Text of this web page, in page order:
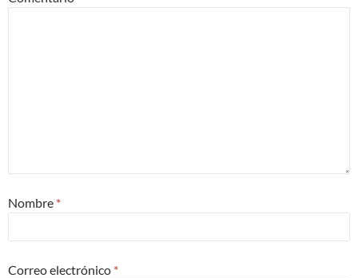
Nombre *
Correo electrónico *